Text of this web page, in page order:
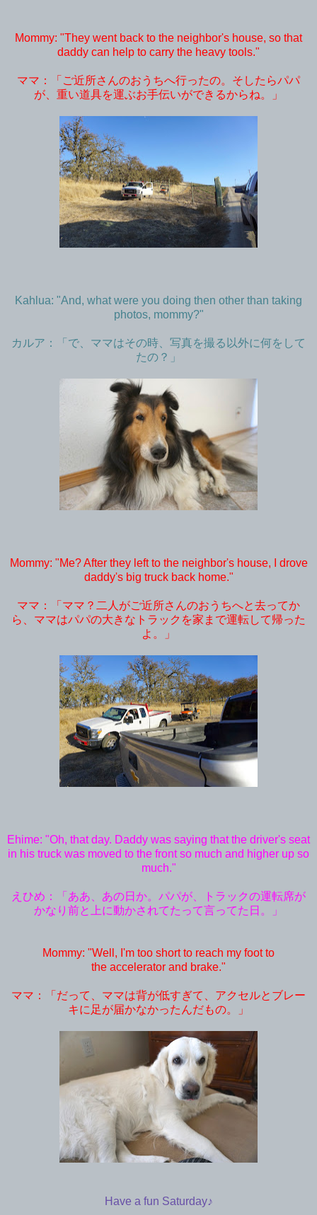
Mommy: "They went back to the neighbor's house, so that
daddy can help to carry the heavy tools."
ママ：「ご近所さんのおうちへ行ったの。そしたらパパ
が、重い道具を運ぶお手伝いができるからね。」
Kahlua: "And, what were you doing then other than taking
photos, mommy?"
カルア：「で、ママはその時、写真を撮る以外に何をして
たの？」
Mommy: "Me? After they left to the neighbor's house, I drove
daddy's big truck back home."
ママ：「ママ？二人がご近所さんのおうちへと去ってか
ら、ママはパパの大きなトラックを家まで運転して帰った
よ。」
Ehime: "Oh, that day. Daddy was saying that the driver's seat
in his truck was moved to the front so much and higher up so
much."
えひめ：「ああ、あの日か。パパが、トラックの運転席が
かなり前と上に動かされてたって言ってた日。」
Mommy: "Well, I'm too short to reach my foot to
the accelerator and brake."
ママ：「だって、ママは背が低すぎて、アクセルとブレー
キに足が届かなかったんだもの。」
Have a fun Saturday♪